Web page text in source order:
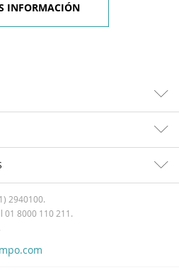
INFORMACIÓN
2940100.
01 8000 110 211.